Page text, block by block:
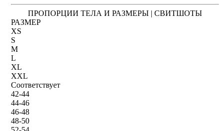
ПРОПОРЦИИ ТЕЛА И РАЗМЕРЫ | СВИТШОТЫ
РАЗМЕР
XS
S
M
L
XL
XXL
Соответствует
42-44
44-46
46-48
48-50